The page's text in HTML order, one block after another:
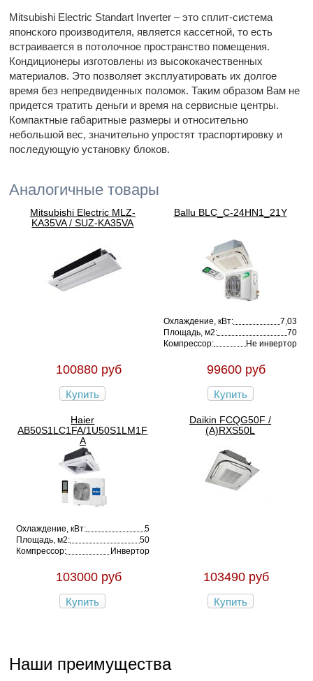
Mitsubishi Electric Standart Inverter – это сплит-система
японского производителя, является кассетной, то есть
встраивается в потолочное пространство помещения.
Кондиционеры изготовлены из высококачественных
материалов. Это позволяет эксплуатировать их долгое
время без непредвиденных поломок. Таким образом Вам не
придется тратить деньги и время на сервисные центры.
Компактные габаритные размеры и относительно
небольшой вес, значительно упростят траспортировку и
последующую установку блоков.
Аналогичные товары
Mitsubishi Electric MLZ-
KA35VA / SUZ-KA35VA
100880 руб
Купить
Ballu BLC_C-24HN1_21Y
Охлаждение, кВт:
7,03
Площадь, м2:
70
Компрессор:
Не инвертор
99600 руб
Купить
Haier
AB50S1LC1FA/1U50S1LM1F
A
Охлаждение, кВт:
5
Площадь, м2:
50
Компрессор:
Инвертор
103000 руб
Купить
Daikin FCQG50F /
(A)RXS50L
103490 руб
Купить
Наши преимущества